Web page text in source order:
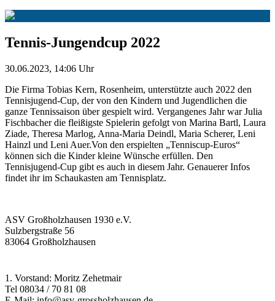
Tennis-Jungendcup 2022
30.06.2023, 14:06 Uhr
Die Firma Tobias Kern, Rosenheim, unterstützte auch 2022 den
Tennisjugend-Cup, der von den Kindern und Jugendlichen die
ganze Tennissaison über gespielt wird. Vergangenes Jahr war Julia
Fischbacher die fleißigste Spielerin gefolgt von Marina Bartl, Laura
Ziade, Theresa Marlog, Anna-Maria Deindl, Maria Scherer, Leni
Hainzl und Leni Auer.Von den erspielten „Tenniscup-Euros“
können sich die Kinder kleine Wünsche erfüllen. Den
Tennisjugend-Cup gibt es auch in diesem Jahr. Genauerer Infos
findet ihr im Schaukasten am Tennisplatz.
ASV Großholzhausen 1930 e.V.
Sulzbergstraße 56
83064 Großholzhausen
1. Vorstand: Moritz Zehetmair
Tel 08034 / 70 81 08